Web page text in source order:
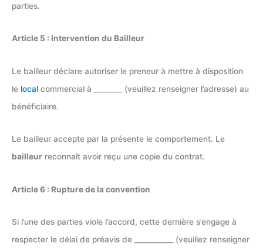
parties.
Article 5 : Intervention du Bailleur
Le bailleur déclare autoriser le preneur à mettre à disposition
le local commercial à ________ (veuillez renseigner l’adresse) au
bénéficiaire.
Le bailleur accepte par la présente le comportement. Le
bailleur reconnaît avoir reçu une copie du contrat.
Article 6 : Rupture de la convention
Si l’une des parties viole l’accord, cette dernière s’engage à
respecter le délai de préavis de ___________ (veuillez renseigner